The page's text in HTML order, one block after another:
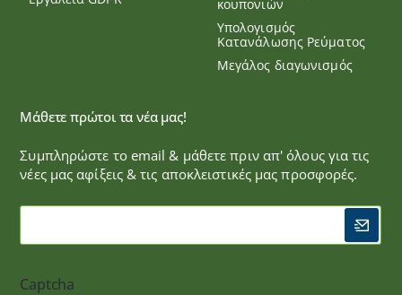
κουπονιών
Υπολογισμός
Κατανάλωσης Ρεύματος
Μεγάλος διαγωνισμός
Μάθετε πρώτοι τα νέα μας!
Συμπληρώστε το email & μάθετε πριν απ' όλους για τις
νέες μας αφίξεις & τις αποκλειστικές μας προσφορές.
Captcha